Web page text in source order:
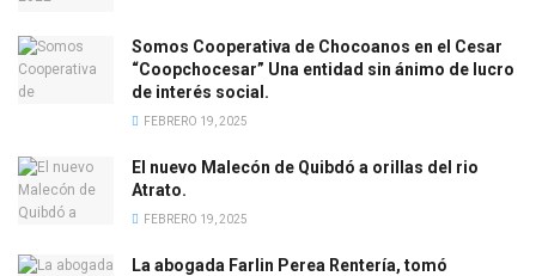
Somos Cooperativa de Chocoanos en el Cesar
“Coopchocesar” Una entidad sin ánimo de lucro
de interés social.
FEBRERO 19, 2025
El nuevo Malecón de Quibdó a orillas del rio
Atrato.
FEBRERO 19, 2025
La abogada Farlin Perea Rentería, tomó